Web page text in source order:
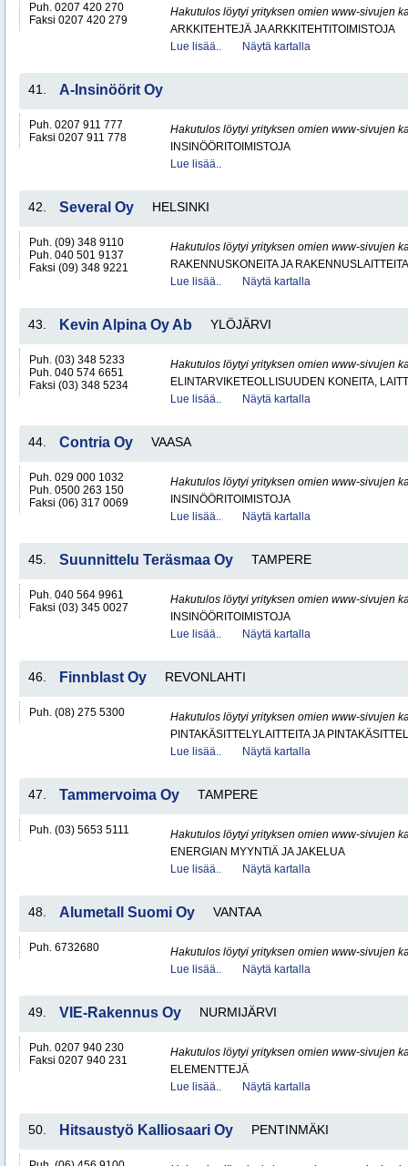
Puh. 0207 420 270
Faksi 0207 420 279
Hakutulos löytyi yrityksen omien www-sivujen
ARKKITEHTEJÄ JA ARKKITEHTITOIMISTOJA
Lue lisää..
Näytä kartalla
41. A-Insinöörit Oy
Puh. 0207 911 777
Faksi 0207 911 778
Hakutulos löytyi yrityksen omien www-sivujen
INSINÖÖRITOIMISTOJA
Lue lisää..
42. Several Oy HELSINKI
Puh. (09) 348 9110
Puh. 040 501 9137
Faksi (09) 348 9221
Hakutulos löytyi yrityksen omien www-sivujen
RAKENNUSKONEITA JA RAKENNUSLAITTEITA
Lue lisää..
Näytä kartalla
43. Kevin Alpina Oy Ab YLÖJÄRVI
Puh. (03) 348 5233
Puh. 040 574 6651
Faksi (03) 348 5234
Hakutulos löytyi yrityksen omien www-sivujen
ELINTARVIKETEOLLISUUDEN KONEITA,
Lue lisää..
Näytä kartalla
44. Contria Oy VAASA
Puh. 029 000 1032
Puh. 0500 263 150
Faksi (06) 317 0069
Hakutulos löytyi yrityksen omien www-sivujen
INSINÖÖRITOIMISTOJA
Lue lisää..
Näytä kartalla
45. Suunnittelu Teräsmaa Oy TAMPERE
Puh. 040 564 9961
Faksi (03) 345 0027
Hakutulos löytyi yrityksen omien www-sivujen
INSINÖÖRITOIMISTOJA
Lue lisää..
Näytä kartalla
46. Finnblast Oy REVONLAHTI
Puh. (08) 275 5300
Hakutulos löytyi yrityksen omien www-sivujen
PINTAKÄSITTELYLAITTEITA JA
Lue lisää..
Näytä kartalla
47. Tammervoima Oy TAMPERE
Puh. (03) 5653 5111
Hakutulos löytyi yrityksen omien www-sivujen
ENERGIAN MYYNTIÄ JA JAKELUA
Lue lisää..
Näytä kartalla
48. Alumetall Suomi Oy VANTAA
Puh. 6732680
Hakutulos löytyi yrityksen omien www-sivujen
Lue lisää..
Näytä kartalla
49. VIE-Rakennus Oy NURMIJÄRVI
Puh. 0207 940 230
Faksi 0207 940 231
Hakutulos löytyi yrityksen omien www-sivujen
ELEMENTTEJÄ
Lue lisää..
Näytä kartalla
50. Hitsaustyö Kalliosaari Oy PENTINMÄKI